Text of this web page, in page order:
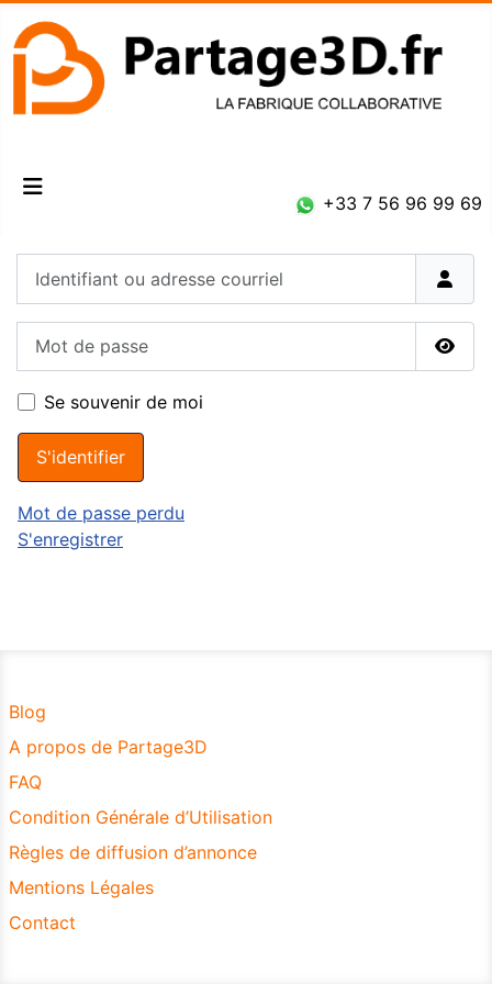
+33 7 56 96 99 69
Se souvenir de moi
S'identifier
Mot de passe perdu
S'enregistrer
Blog
A propos de Partage3D
FAQ
Condition Générale d’Utilisation
Règles de diffusion d’annonce
Mentions Légales
Contact